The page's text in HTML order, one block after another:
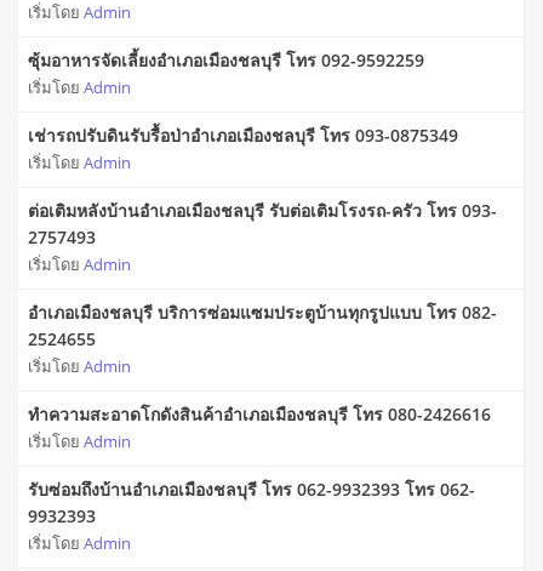
เริ่มโดย Admin
ซุ้มอาหารจัดเลี้ยงอำเภอเมืองชลบุรี โทร 092-9592259
เริ่มโดย Admin
เช่ารถปรับดินรับรื้อป่าอำเภอเมืองชลบุรี โทร 093-0875349
เริ่มโดย Admin
ต่อเติมหลังบ้านอำเภอเมืองชลบุรี รับต่อเติมโรงรถ-ครัว โทร 093-
2757493
เริ่มโดย Admin
อำเภอเมืองชลบุรี บริการซ่อมแซมประตูบ้านทุกรูปแบบ โทร 082-
2524655
เริ่มโดย Admin
ทำความสะอาดโกดังสินค้าอำเภอเมืองชลบุรี โทร 080-2426616
เริ่มโดย Admin
รับซ่อมถึงบ้านอำเภอเมืองชลบุรี โทร 062-9932393 โทร 062-
9932393
เริ่มโดย Admin